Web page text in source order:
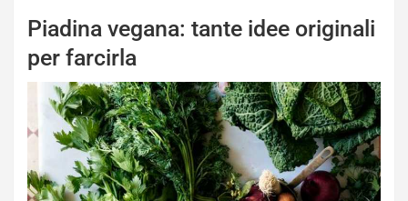
Piadina vegana: tante idee originali
per farcirla